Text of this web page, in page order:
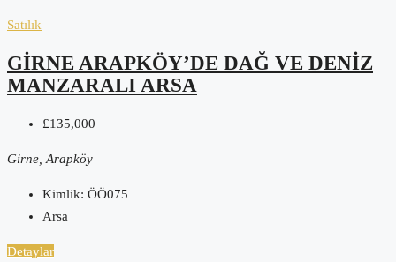
Satılık
GIRNE ARAPKÖY’DE DAĞ VE DENIZ
MANZARALI ARSA
£135,000
Girne, Arapköy
Kimlik: ÖÖ075
Arsa
Detaylar